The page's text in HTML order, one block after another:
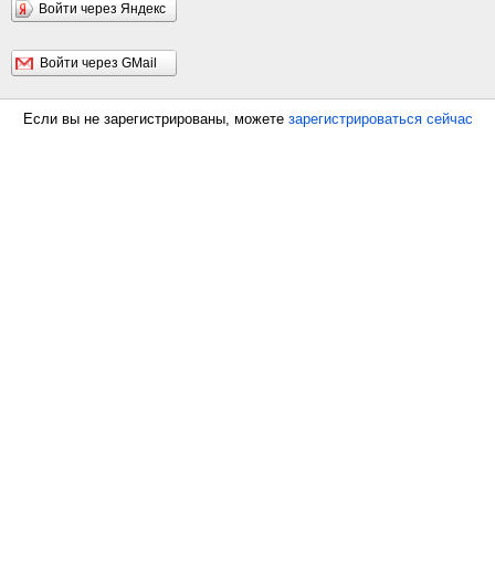
Войти через Яндекс
Войти через GMail
Если вы не зарегистрированы, можете зарегистрироваться сейчас